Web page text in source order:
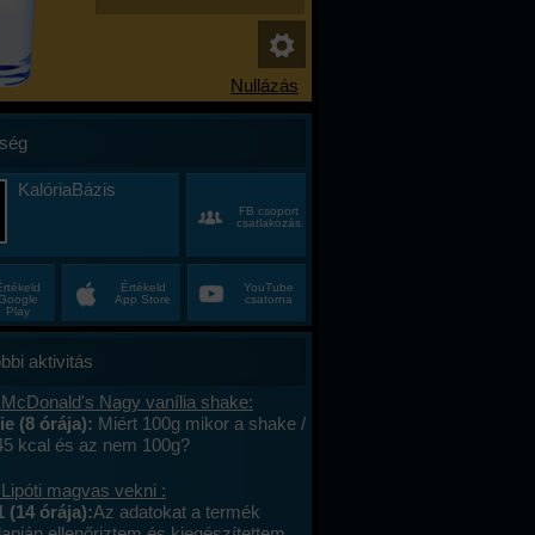
KalóriaBázis
FB csoport
csatlakozás
Play
Értékeld
App Store
YouTube
csatorna
aktivitás
Nagy vanília shake:
(8 órája): Miért 100g mikor a shake /
kcal és az nem 100g?
magvas vekni :
(14 órája):Az adatokat a termék